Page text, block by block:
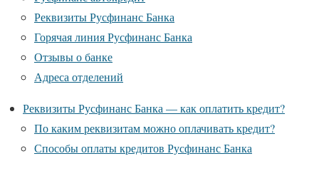
Реквизиты Русфинанс Банка
Горячая линия Русфинанс Банка
Отзывы о банке
Адреса отделений
Реквизиты Русфинанс Банка — как оплатить кредит?
По каким реквизитам можно оплачивать кредит?
Способы оплаты кредитов Русфинанс Банка